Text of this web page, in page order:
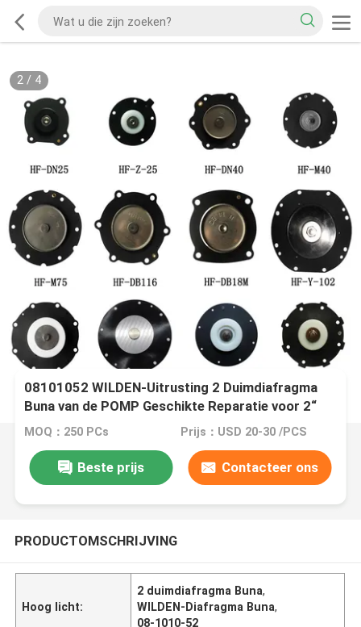
2/ 4
08101052 WILDEN-Uitrusting 2 Duimdiafragma
Buna van de POMP Geschikte Reparatie voor 2“
AIR IN WERKING GESTELDE DUBBELE
MOQ：250 PCs Prijs：USD 20-30 /PCS
Beste prijs Contacteer ons
PRODUCTOMSCHRIJVING
Hoog licht:
2 duimdiafragma Buna,
WILDEN-Diafragma Buna,
08-1010-52